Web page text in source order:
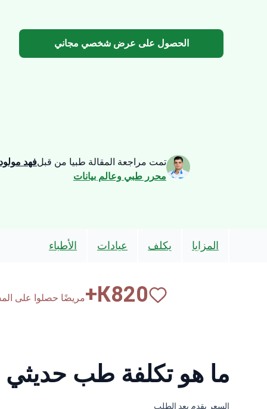
الحصول على عرض شخصي مجاني
تمت مراجعة المقالة طبيا من قبلفهد مولود
محرر طبي وعالم بيانات
المزايا يكلف عيادات الأطباء
820
К+ مريضًا حصلوا على
ما هو تكلفة طب حديثي
السعر يقدم بعد الطلب